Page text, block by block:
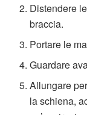
Distendere
braccia.
Portare le
Guardare
Allungare
la schiena,